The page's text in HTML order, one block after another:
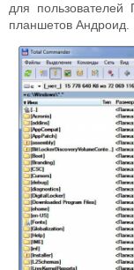
для
планшетов Андроид.